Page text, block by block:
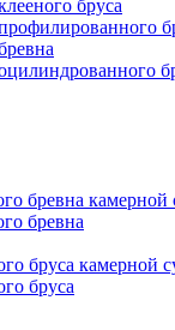
бруса
бревна камерной
бревна
бруса камерной
бруса